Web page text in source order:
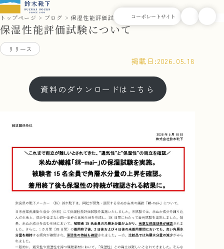
トップページ ブログ 保湿性能評価試験について
保湿性能評価試験について
リリース
掲載日:2026.05.18
資料のダウンロードはこちら